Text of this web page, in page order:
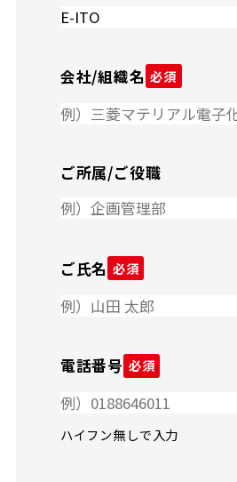
会社/組織名 必須
ご所属/ご役職
ご氏名 必須
電話番号 必須
ハイフン無しで入力